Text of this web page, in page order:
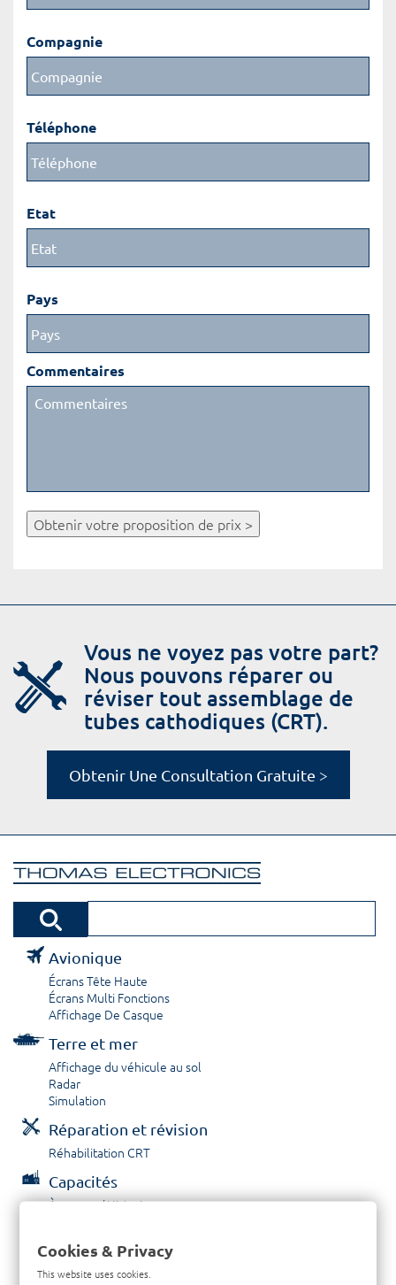
Compagnie
Téléphone
Etat
Pays
Commentaires
Obtenir votre proposition de prix >
Vous ne voyez pas votre part?
Nous pouvons réparer ou
réviser tout assemblage de
tubes cathodiques (CRT).
Obtenir Une Consultation Gratuite >
Avionique
Écrans Tête Haute
Écrans Multi Fonctions
Affichage De Casque
Terre et mer
Affichage du véhicule au sol
Radar
Simulation
Réparation et révision
Réhabilitation CRT
Capacités
À propos / Historique
Contactez nous
Cookies & Privacy
This website uses cookies.